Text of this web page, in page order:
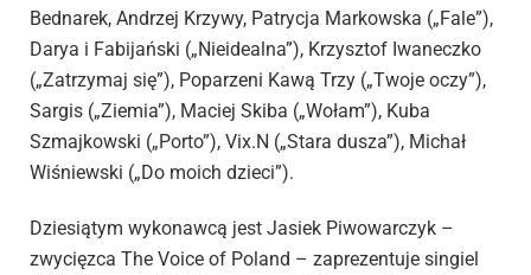
Bednarek, Andrzej Krzywy, Patrycja Markowska („Fale”),
Darya i Fabijański („Nieidealna”), Krzysztof Iwaneczko
(„Zatrzymaj się”), Poparzeni Kawą Trzy („Twoje oczy”),
Sargis („Ziemia”), Maciej Skiba („Wołam”), Kuba
Szmajkowski („Porto”), Vix.N („Stara dusza”), Michał
Wiśniewski („Do moich dzieci”).
Dziesiątym wykonawcą jest Jasiek Piwowarczyk –
zwycięzca The Voice of Poland – zaprezentuje singiel